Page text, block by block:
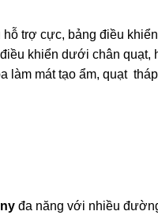
trợ cực, bảng điều
khiển dưới chân quạt,
làm mát tạo ẩm, quạt
đa năng với nhiều